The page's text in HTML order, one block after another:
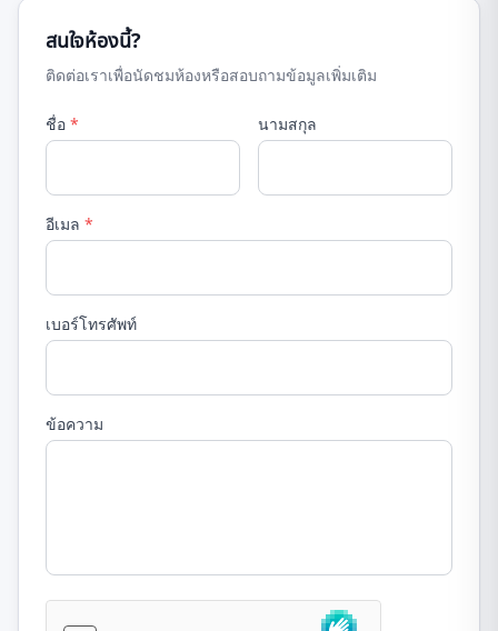
สนใจห้องนี้?
ติดต่อเราเพื่อนัดชมห้องหรือสอบถามข้อมูลเพิ่มเติม
ชื่อ * นามสกุล
อีเมล *
เบอร์โทรศัพท์
ข้อความ